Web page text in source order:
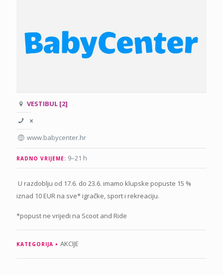
VESTIBUL [2]
www.babycenter.hr
RADNO VRIJEME: 9–21 h
U razdoblju od 17.6. do 23.6. imamo klupske popuste 15 %
iznad 10 EUR na sve* igračke, sport i rekreaciju.
*popust ne vrijedi na Scoot and Ride
KATEGORIJA AKCIJE